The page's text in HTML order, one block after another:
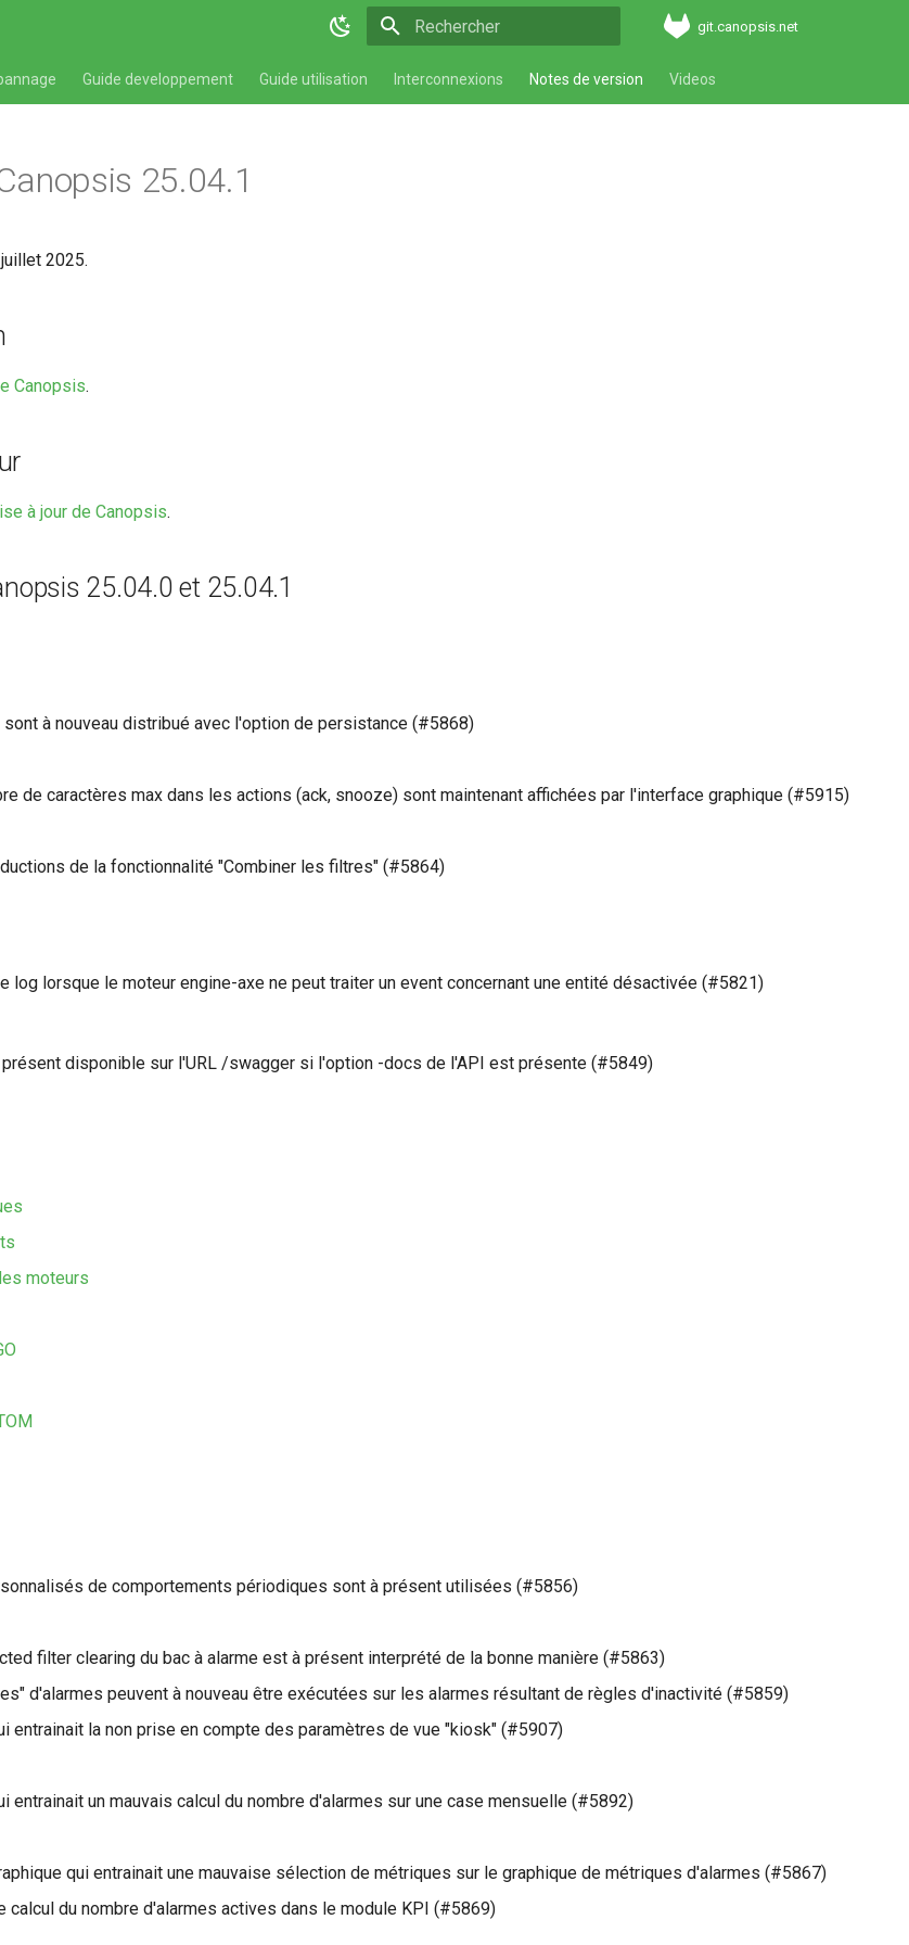
git.canopsis.net
Guide developpement Guide utilisation Interconnexions Notes de version Videos
25.04.1
2025.
Canopsis.
à jour de Canopsis.
25.04.0 et 25.04.1
à nouveau distribué avec l'option de persistance (#5868)
de caractères max dans les actions (ack, snooze) sont maintenant affichées par l'interface graphique (#5915)
de la fonctionnalité "Combiner les filtres" (#5864)
log lorsque le moteur engine-axe ne peut traiter un event concernant une entité désactivée (#5821)
disponible sur l'URL /swagger si l'option -docs de l'API est présente (#5849)
moteurs
de comportements périodiques sont à présent utilisées (#5856)
filter clearing du bac à alarme est à présent interprété de la bonne manière (#5863)
d'alarmes peuvent à nouveau être exécutées sur les alarmes résultant de règles d'inactivité (#5859)
entrainait la non prise en compte des paramètres de vue "kiosk" (#5907)
entrainait un mauvais calcul du nombre d'alarmes sur une case mensuelle (#5892)
qui entrainait une mauvaise sélection de métriques sur le graphique de métriques d'alarmes (#5867)
calcul du nombre d'alarmes actives dans le module KPI (#5869)